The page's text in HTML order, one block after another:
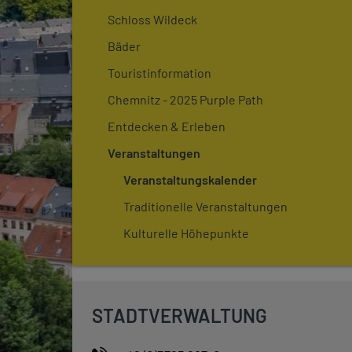
Schloss Wildeck
Bäder
Touristinformation
Chemnitz - 2025 Purple Path
Entdecken & Erleben
Veranstaltungen
Veranstaltungskalender
Traditionelle Veranstaltungen
Kulturelle Höhepunkte
STADTVERWALTUNG